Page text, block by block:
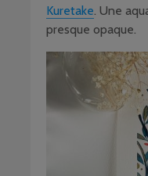
Kuretake . Une
presque opaque.